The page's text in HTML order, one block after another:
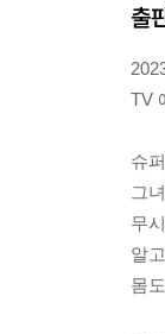
출
TV
슈
그
무
알
몸